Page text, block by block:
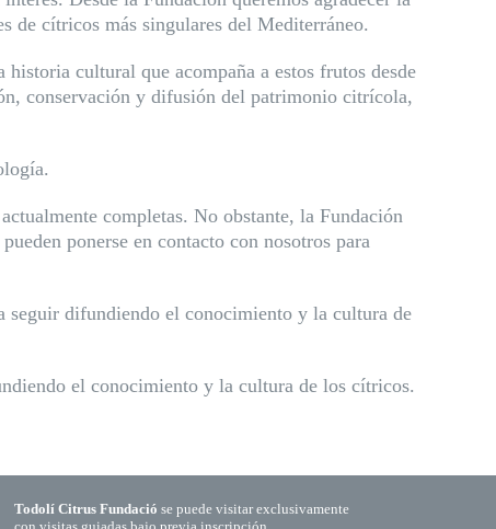
de cítricos más singulares del Mediterráneo.
cultural que acompaña a estos frutos desde
conservación y difusión del patrimonio citrícola,
completas. No obstante, la Fundación
ponerse en contacto con nosotros para
seguir difundiendo el conocimiento y la cultura de
el conocimiento y la cultura de los cítricos.
Todolí Citrus Fundació se puede visitar exclusivamente